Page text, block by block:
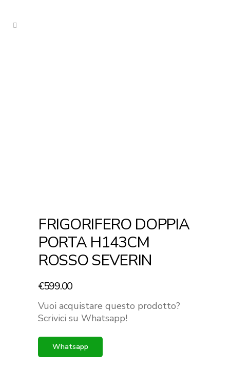
FRIGORIFERO DOPPIA
PORTA H143CM
ROSSO SEVERIN
€599.00
Vuoi acquistare questo prodotto?
Scrivici su Whatsapp!
Whatsapp